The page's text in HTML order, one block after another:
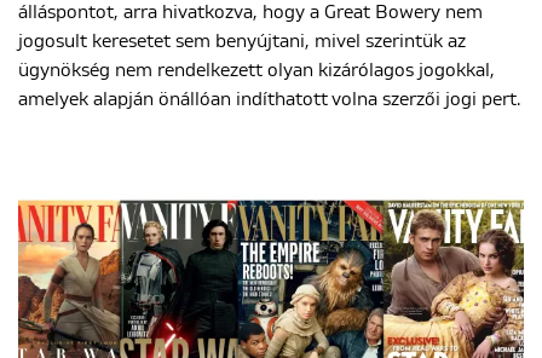
álláspontot, arra hivatkozva, hogy a Great Bowery nem
jogosult keresetet sem benyújtani, mivel szerintük az
ügynökség nem rendelkezett olyan kizárólagos jogokkal,
amelyek alapján önállóan indíthatott volna szerzői jogi pert.